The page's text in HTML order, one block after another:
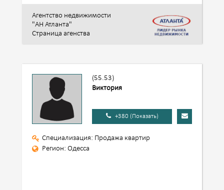
Агентство недвижимости
"АН Атланта"
Страница агенства
(55.53)
Виктория
+380 (Показать)
Специализация: Продажа квартир
Регион: Одесса